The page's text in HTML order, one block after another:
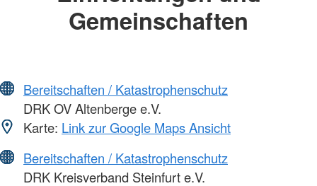
Gemeinschaften
Bereitschaften / Katastrophenschutz
DRK OV Altenberge e.V.
Karte: Link zur Google Maps Ansicht
Bereitschaften / Katastrophenschutz
DRK Kreisverband Steinfurt e.V.